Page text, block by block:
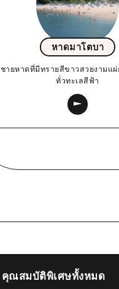
หาดมาโตบา
ชายหาดที่มีทรายสีขาวสวยงามแผ่
ทั่วทะเลสีฟ้า
คุณสมบัติพิเศษทั้งหมด